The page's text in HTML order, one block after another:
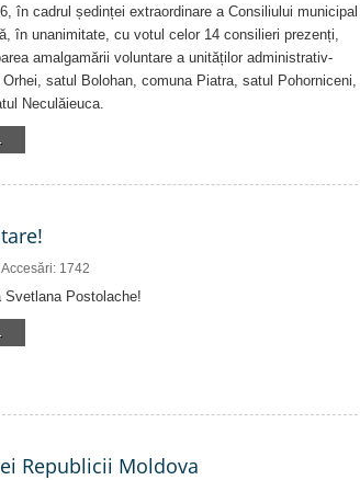
în cadrul ședinței extraordinare a Consiliului municipal
în unanimitate, cu votul celor 14 consilieri prezenți,
amalgamării voluntare a unităților administrativ-
satul Bolohan, comuna Piatra, satul Pohorniceni,
Neculăieuca.
Accesări: 1742
Svetlana Postolache!
Republicii Moldova